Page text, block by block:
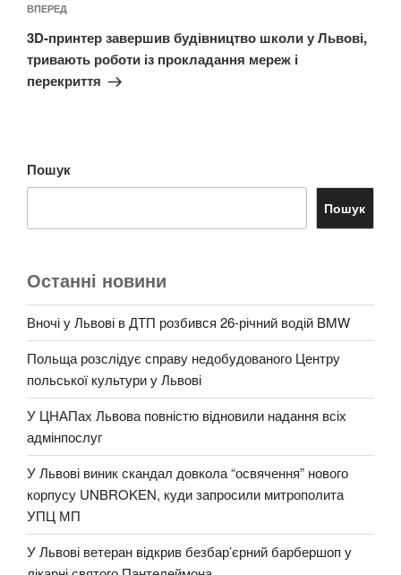
Наступний
запис
ВПЕРЕД
3D-принтер завершив будівництво школи у Львові,
тривають роботи із прокладання мереж і
перекриття
Пошук
Пошук
Останні новини
Вночі у Львові в ДТП розбився 26-річний водій BMW
Польща розслідує справу недобудованого Центру
польської культури у Львові
У ЦНАПах Львова повністю відновили надання всіх
адмінпослуг
У Львові виник скандал довкола “освячення” нового
корпусу UNBROKEN, куди запросили митрополита
УПЦ МП
У Львові ветеран відкрив безбар’єрний барбершоп у